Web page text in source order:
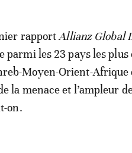
rapport Allianz Global
parmi les 23 pays les plus
Moyen-Orient-
la menace et l’ampleur
on.